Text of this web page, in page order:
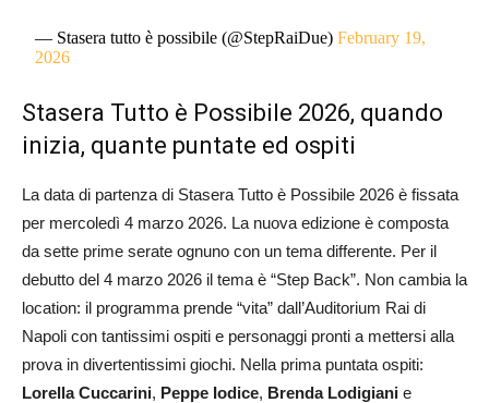
— Stasera tutto è possibile (@StepRaiDue)February 19,
2026
Stasera Tutto è Possibile 2026, quando
inizia, quante puntate ed ospiti
La data di partenza di Stasera Tutto è Possibile 2026 è fissata
per mercoledì 4 marzo 2026. La nuova edizione è composta
da sette prime serate ognuno con un tema differente. Per il
debutto del 4 marzo 2026 il tema è “Step Back”. Non cambia la
location: il programma prende “vita” dall’Auditorium Rai di
Napoli con tantissimi ospiti e personaggi pronti a mettersi alla
prova in divertentissimi giochi. Nella prima puntata ospiti:
Lorella Cuccarini, Peppe Iodice, Brenda Lodigiani e